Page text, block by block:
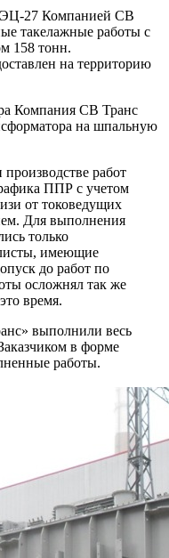
27 Компанией СВ
такелажные работы с
158 тонн.
на территорию
Компания СВ Транс
на шпальную
работ
ППР с учетом
от токоведущих
Для выполнения
только
имеющие
до работ по
осложнял так же
время.
выполнили весь
в форме
работы.